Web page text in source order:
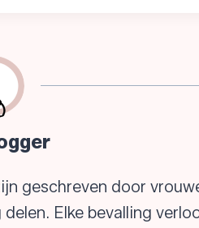
geschreven door
Elke bevalling